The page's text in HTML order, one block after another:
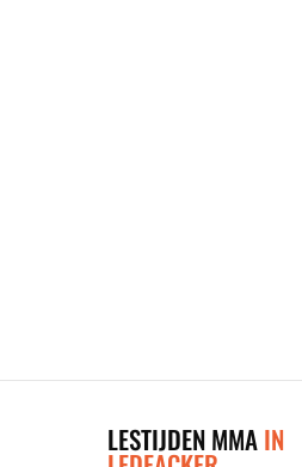
LESTIJDEN MMAIN